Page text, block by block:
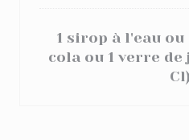
1 sirop à l'eau ou
cola ou 1 verre de
Cl)